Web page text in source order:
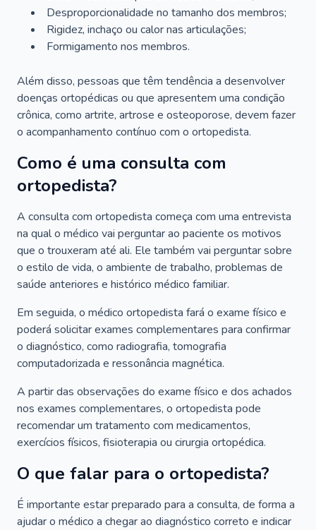
Desproporcionalidade no tamanho dos membros;
Rigidez, inchaço ou calor nas articulações;
Formigamento nos membros.
Além disso, pessoas que têm tendência a desenvolver
doenças ortopédicas ou que apresentem uma condição
crônica, como artrite, artrose e osteoporose, devem fazer
o acompanhamento contínuo com o ortopedista.
Como é uma consulta com
ortopedista?
A consulta com ortopedista começa com uma entrevista
na qual o médico vai perguntar ao paciente os motivos
que o trouxeram até ali. Ele também vai perguntar sobre
o estilo de vida, o ambiente de trabalho, problemas de
saúde anteriores e histórico médico familiar.
Em seguida, o médico ortopedista fará o exame físico e
poderá solicitar exames complementares para confirmar
o diagnóstico, como radiografia, tomografia
computadorizada e ressonância magnética.
A partir das observações do exame físico e dos achados
nos exames complementares, o ortopedista pode
recomendar um tratamento com medicamentos,
exercícios físicos, fisioterapia ou cirurgia ortopédica.
O que falar para o ortopedista?
É importante estar preparado para a consulta, de forma a
ajudar o médico a chegar ao diagnóstico correto e indicar